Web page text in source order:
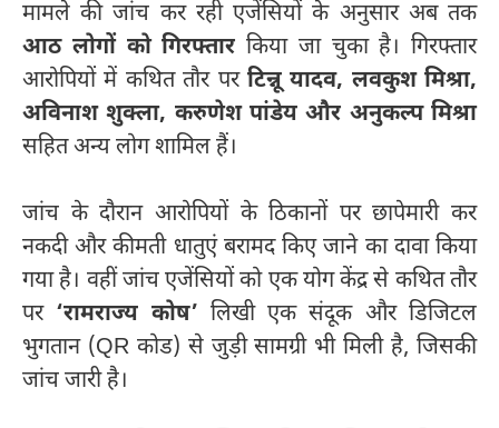
मामले की जांच कर रही एजेंसियों के अनुसार अब तक
आठ लोगों को गिरफ्तार किया जा चुका है। गिरफ्तार
आरोपियों में कथित तौर पर टिन्नू यादव, लवकुश मिश्रा,
अविनाश शुक्ला, करुणेश पांडेय और अनुकल्प मिश्रा
सहित अन्य लोग शामिल हैं।
जांच के दौरान आरोपियों के ठिकानों पर छापेमारी कर
नकदी और कीमती धातुएं बरामद किए जाने का दावा किया
गया है। वहीं जांच एजेंसियों को एक योग केंद्र से कथित तौर
पर ‘रामराज्य कोष’ लिखी एक संदूक और डिजिटल
भुगतान (QR कोड) से जुड़ी सामग्री भी मिली है, जिसकी
जांच जारी है।